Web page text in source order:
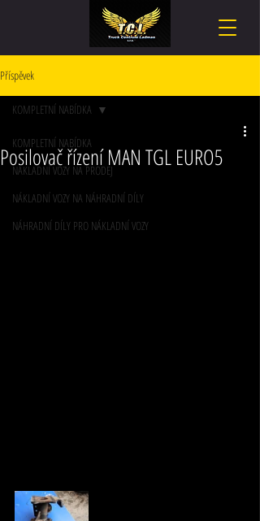
Příspěvek
KOMPLETNÍ NABÍDKA
NÁKLADNÍ VOZY NA PRODEJ
NÁKLADNÍ VOZY NA NÁHRADNÍ DÍLY
NÁHRADNÍ DÍLY PRO NÁKLADNÍ VOZY
KOMPLETNÍ NABÍDKA
Posilovač řízení MAN TGL EURO5